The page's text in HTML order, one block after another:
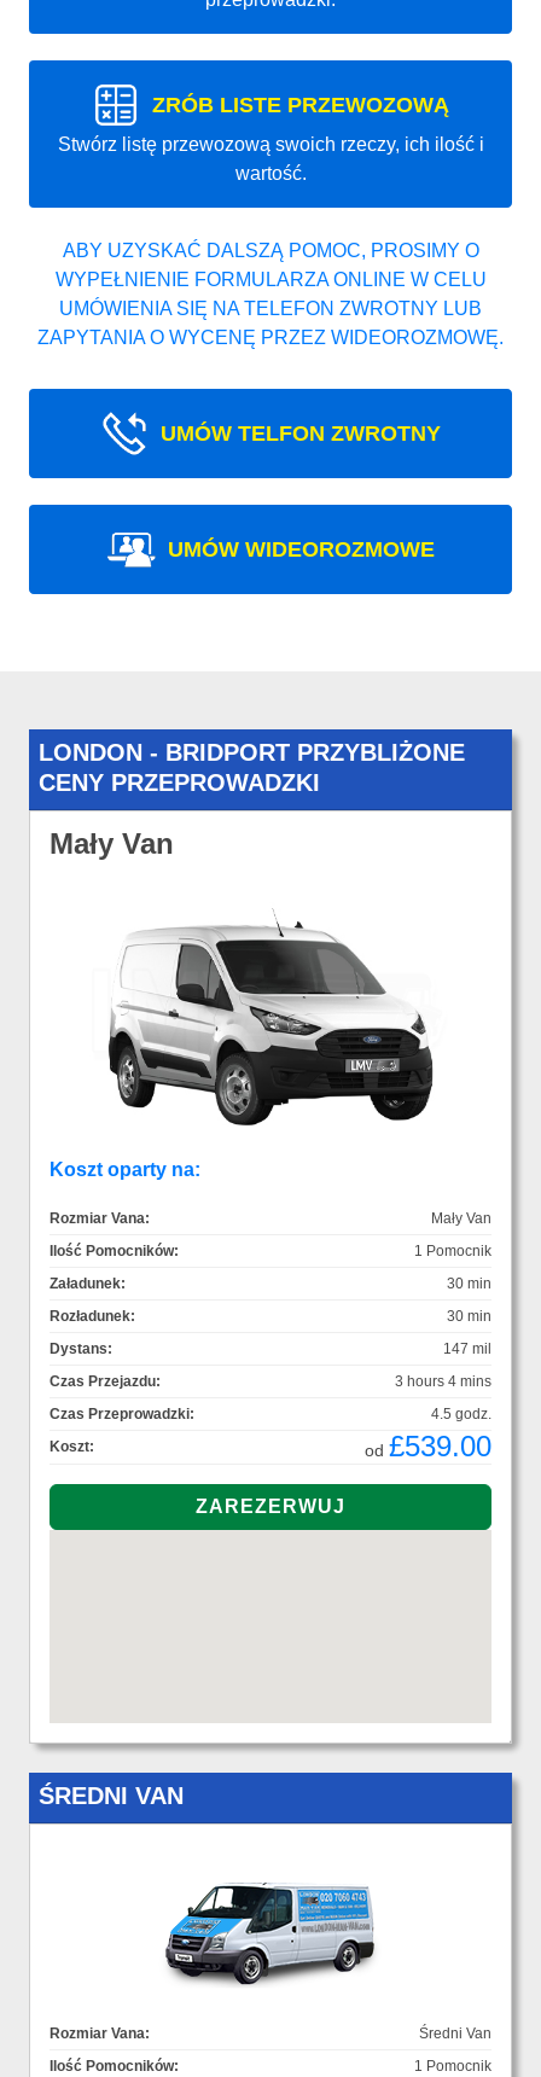
ZRÓB LISTE PRZEWOZOWĄ
Stwórz listę przewozową swoich rzeczy, ich ilość i
wartość.
ABY UZYSKAĆ DALSZĄ POMOC, PROSIMY O
WYPEŁNIENIE FORMULARZA ONLINE W CELU
UMÓWIENIA SIĘ NA TELEFON ZWROTNY LUB
ZAPYTANIA O WYCENĘ PRZEZ WIDEOROZMOWĘ.
UMÓW TELFON ZWROTNY
UMÓW WIDEOROZMOWE
LONDON - BRIDPORT PRZYBLIŻONE
CENY PRZEPROWADZKI
Mały Van
Koszt oparty na:
Rozmiar Vana:
Mały Van
Ilość Pomocników:
1 Pomocnik
Załadunek:
30 min
Rozładunek:
30 min
Dystans:
147 mil
Czas Przejazdu:
3 hours 4 mins
Czas Przeprowadzki:
4.5 godz.
Koszt:
od £539.00
ŚREDNI VAN
Rozmiar Vana:
Średni Van
Ilość Pomocników:
1 Pomocnik